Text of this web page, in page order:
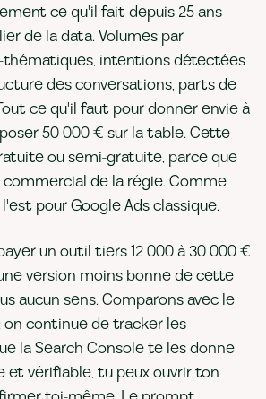
ce qu'il fait depuis 25 ans
de la data. Volumes par
intentions détectées
des conversations, parts de
ce qu'il faut pour donner envie à
50 000 € sur la table. Cette
ou semi-gratuite, parce que
de la régie. Comme
pour Google Ads classique.
un outil tiers 12 000 à 30 000 €
version moins bonne de cette
aucun sens. Comparons avec le
continue de tracker les
la Search Console te les donne
et vérifiable, tu peux ouvrir ton